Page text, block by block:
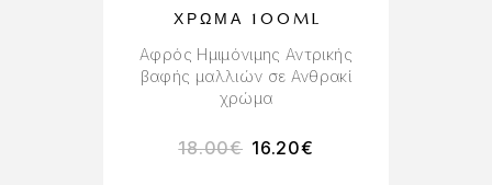
ΧΡΏΜΑ 100ML
Αφρός Ημιμόνιμης Αντρικής
βαφής μαλλιών σε Ανθρακί
χρώμα
18.00€ 16.20€